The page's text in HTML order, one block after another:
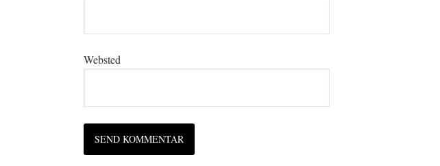
Websted